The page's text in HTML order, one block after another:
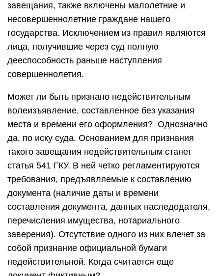
завещания, также включены малолетние и
несовершеннолетние граждане нашего
государства. Исключением из правил являются
лица, получившие через суд полную
дееспособность раньше наступления
совершеннолетия.
Может ли быть признано недействительным
волеизъявление, составленное без указания
места и времени его оформления? Однозначно
да, по иску суда. Основанием для признания
такого завещания недействительным станет
статья 541 ГКУ. В ней четко регламентируются
требования, предъявляемые к составлению
документа (наличие даты и времени
составления документа, данных наследодателя,
перечисления имущества, нотариального
заверения). Отсутствие одного из них влечет за
собой признание официальной бумаги
недействительной. Когда считается еще